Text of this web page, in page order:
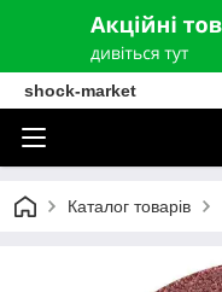
shock-market
Каталог товарів